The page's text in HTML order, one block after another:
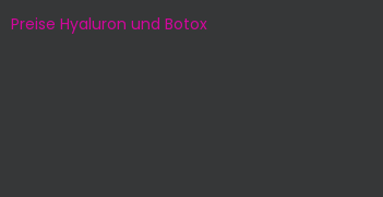
Preise Hyaluron und Botox